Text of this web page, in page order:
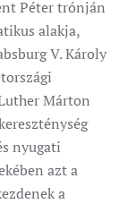
Péter trónján
alakja,
V. Károly
Márton
nyugati
azt a
a